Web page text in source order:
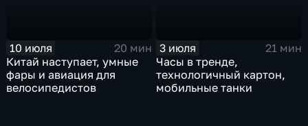
10 июля
20 мин
Китай наступает, умные
фары и авиация для
велосипедистов
3 июля
21 мин
Часы в тренде,
технологичный картон,
мобильные танки